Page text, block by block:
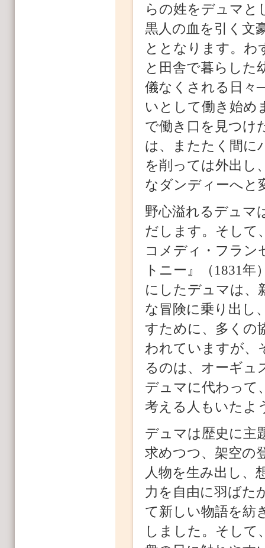
らの姓をデュマと
黒人の血を引く文
ととなります。わ
と田舎で暮らした
儀なくされる日々
いとして働き始め
で働き口を見つけ
は、またたく間に
を削っては外出し
なダンディーへと
野心溢れるデュマ
だします。そして
コメディ・フラン
トニー』（1831
にしたデュマは、
な冒険に乗り出し
すために、多くの
われていますが、
るのは、オーギュ
デュマに代わって
考える人もいたよ
デュマは歴史に主
求めつつ、架空の
人物を生み出し、
力を自由に羽ばた
て新しい物語を紡
しました。そして